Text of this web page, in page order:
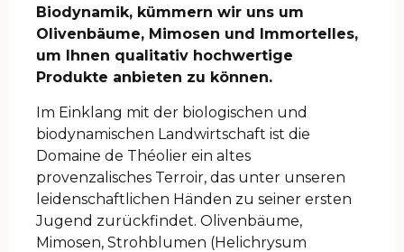
Biodynamik, kümmern wir uns um
Olivenbäume, Mimosen und Immortelles,
um Ihnen qualitativ hochwertige
Produkte anbieten zu können.
Im Einklang mit der biologischen und
biodynamischen Landwirtschaft ist die
Domaine de Théolier ein altes
provenzalisches Terroir, das unter unseren
leidenschaftlichen Händen zu seiner ersten
Jugend zurückfindet. Olivenbäume,
Mimosen, Strohblumen (Helichrysum